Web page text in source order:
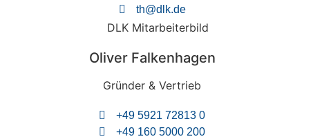
th@dlk.de
Oliver Falkenhagen
Gründer & Vertrieb
+49 5921 72813 0
+49 160 5000 200